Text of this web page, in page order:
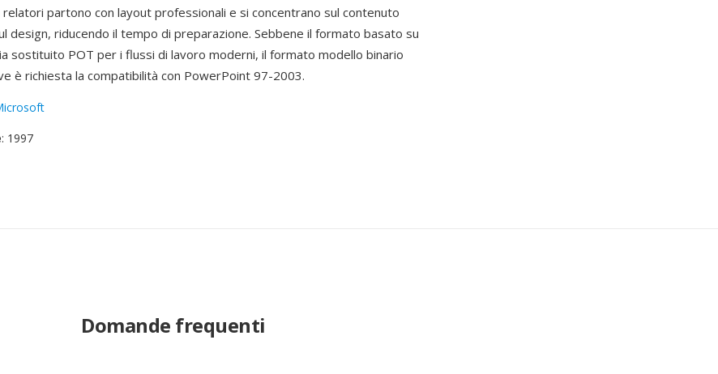
partono con layout professionali e si concentrano sul contenuto
design, riducendo il tempo di preparazione. Sebbene il formato basato su
sostituito POT per i flussi di lavoro moderni, il formato modello binario
è richiesta la compatibilità con PowerPoint 97-2003.
: 1997
Domande frequenti